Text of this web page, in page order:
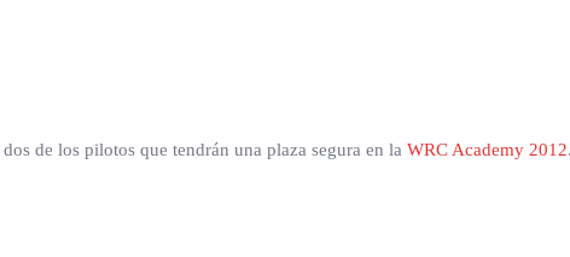
de los pilotos que tendrán una plaza segura en la WRC Academy 2012.